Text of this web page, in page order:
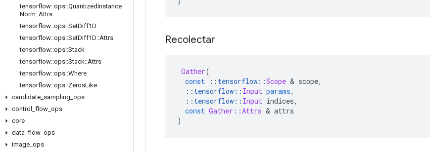
tensorflow::ops::QuantizedInstance
Norm::Attrs
tensorflow::ops::SetDiff1D
tensorflow::ops::SetDiff1D::Attrs
tensorflow::ops::Stack
tensorflow::ops::Stack::Attrs
tensorflow::ops::Where
tensorflow::ops::ZerosLike
candidate sampling ops
control
flow ops
core
data flow ops
image ops
Recolectar
Gather(
const
:: tensorflow ::Scope & scope,
:: tensorflow :: Input params,
:: tensorflow :: Input indices,
const Gather ::Attrs & attrs
)